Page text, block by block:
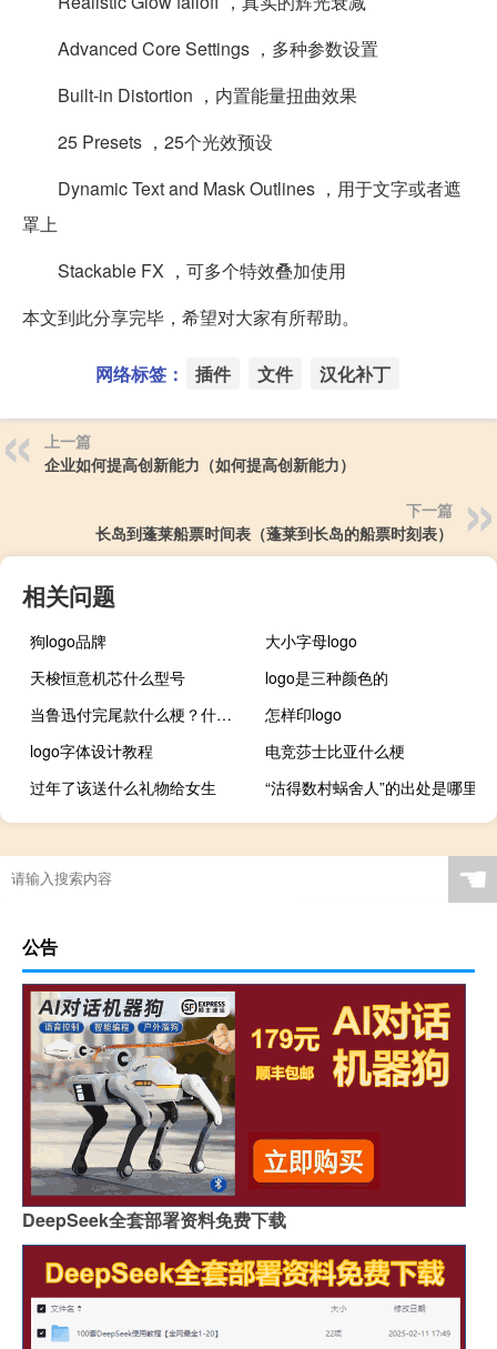
Advanced Core Settings ，多种参数设置
Built-in Distortion ，内置能量扭曲效果
25 Presets ，25个光效预设
Dynamic Text and Mask Outlines ，用于文字或者遮
罩上
Stackable FX ，可多个特效叠加使用
本文到此分享完毕，希望对大家有所帮助。
网络标签： 插件 文件 汉化补丁
上一篇
企业如何提高创新能力（如何提高创新能力）
下一篇
长岛到蓬莱船票时间表（蓬莱到长岛的船票时刻表）
相关问题
狗logo品牌
大小字母logo
天梭恒意机芯什么型号
logo是三种颜色的
当鲁迅付完尾款什么梗？什么梗
怎样印logo
logo字体设计教程
电竞莎士比亚什么梗
过年了该送什么礼物给女生
“沽得数村蜗舍人”的出处是哪里
☚
公告
DeepSeek全套部署资料免费下载